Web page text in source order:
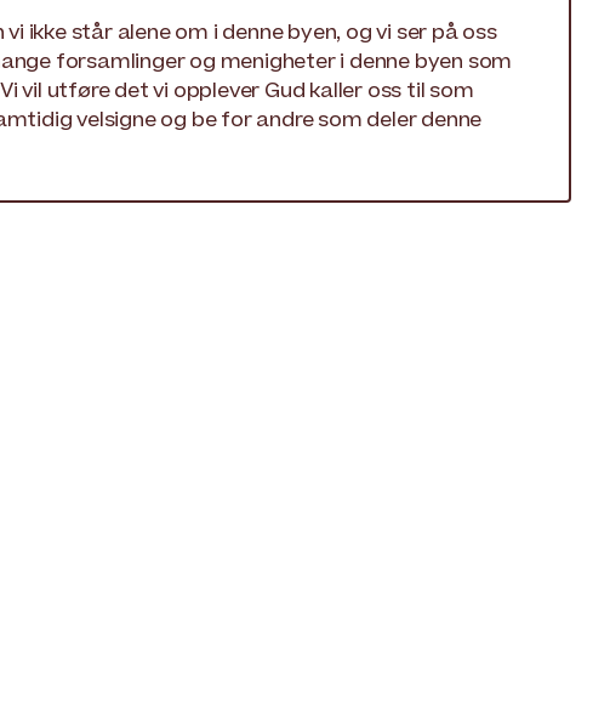
ikke står alene om i denne byen, og vi ser på oss
forsamlinger og menigheter i denne byen som
vil utføre det vi opplever Gud kaller oss til som
velsigne og be for andre som deler denne